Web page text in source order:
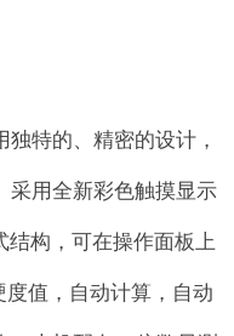
特的、精密的设计，
采用全新彩色触摸显示
结构，可在操作面板上
值，自动计算，自动